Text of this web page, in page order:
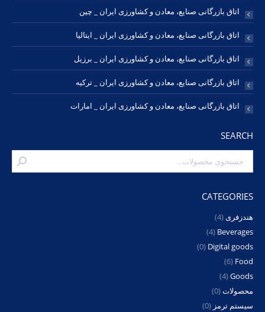
اتاق بازرگانی صنایع، معادن و کشاورزی ایران _ چین
اتاق بازرگانی صنایع، معادن و کشاورزی ایران _ ایتالیا
اتاق بازرگانی صنایع، معادن و کشاورزی ایران _ برزیل
اتاق بازرگانی صنایع، معادن و کشاورزی ایران _ ترکیه
اتاق بازرگانی صنایع، معادن و کشاورزی ایران _ امارات
SEARCH
CATEGORIES
هندزفری(4)
Beverages
(4)
Digital goods
(0)
Food
(6)
Goods
(4)
محصولات(0)
سیستم ترمز (0)